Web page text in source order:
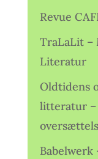
Revue
TraLaLit –
Literatur
Oldtidens
litteratur –